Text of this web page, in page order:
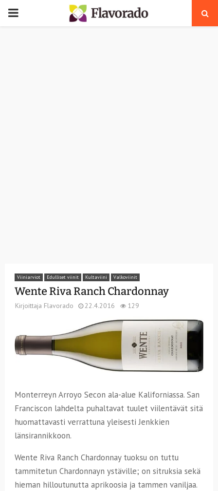
PRIMARY
Viiniarviot Edulliset viinit Kultaviini Valkoviinit
Wente Riva Ranch Chardonnay
Kirjoittaja Flavorado 22.4.2016 129
Monterreyn Arroyo Secon ala-alue Kaliforniassa. San
Franciscon lahdelta puhaltavat tuulet viilentävät sitä
huomattavasti verrattuna yleisesti Jenkkien
länsirannikkoon.
Wente Riva Ranch Chardonnay tuoksu on tuttu
tammitetun Chardonnayn ystäville; on sitruksia sekä
hieman hilloutunutta aprikoosia ja tammen vaniljaa.